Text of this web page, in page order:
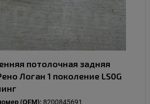
потолочная задняя
Логан 1 поколение LS0G
(OEM): 8200845691